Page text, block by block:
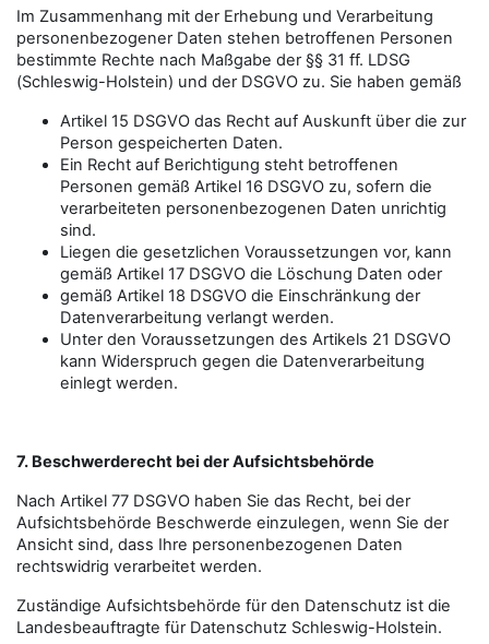
Im Zusammenhang mit der Erhebung und Verarbeitung
personenbezogener Daten stehen betroffenen Personen
bestimmte Rechte nach Maßgabe der §§ 31 ff. LDSG
(Schleswig-Holstein) und der DSGVO zu. Sie haben gemäß
Artikel 15 DSGVO das Recht auf Auskunft über die zur
Person gespeicherten Daten.
Ein Recht auf Berichtigung steht betroffenen
Personen gemäß Artikel 16 DSGVO zu, sofern die
verarbeiteten personenbezogenen Daten unrichtig
sind.
Liegen die gesetzlichen Voraussetzungen vor, kann
gemäß Artikel 17 DSGVO die Löschung Daten oder
gemäß Artikel 18 DSGVO die Einschränkung der
Datenverarbeitung verlangt werden.
Unter den Voraussetzungen des Artikels 21 DSGVO
kann Widerspruch gegen die Datenverarbeitung
einlegt werden.
7. Beschwerderecht bei der Aufsichtsbehörde
Nach Artikel 77 DSGVO haben Sie das Recht, bei der
Aufsichtsbehörde Beschwerde einzulegen, wenn Sie der
Ansicht sind, dass Ihre personenbezogenen Daten
rechtswidrig verarbeitet werden.
Zuständige Aufsichtsbehörde für den Datenschutz ist die
Landesbeauftragte für Datenschutz Schleswig-Holstein.